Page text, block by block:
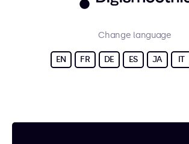
Change language
EN FR DE ES JA IT